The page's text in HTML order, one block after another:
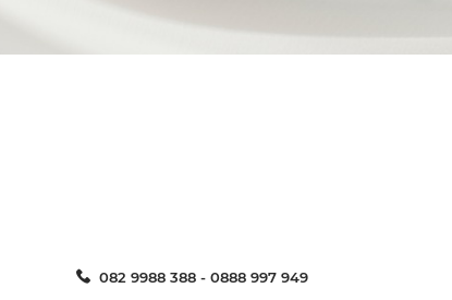
082 9988 388 - 0888 997 949